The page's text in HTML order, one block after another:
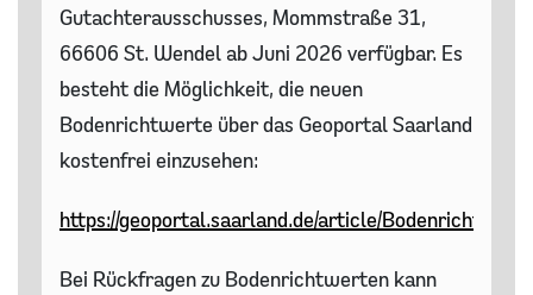
Gutachterausschusses, Mommstraße 31,
66606 St. Wendel ab Juni 2026 verfügbar. Es
besteht die Möglichkeit, die neuen
Bodenrichtwerte über das Geoportal Saarland
kostenfrei einzusehen:
https://geoportal.saarland.de/article/
Bei Rückfragen zu Bodenrichtwerten kann